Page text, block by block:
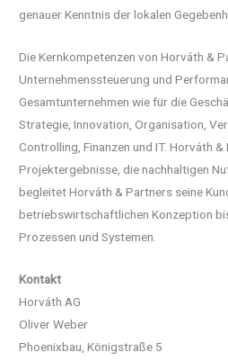
genauer Kenntnis der lokalen
Die Kernkompetenzen von Horváth &
Unternehmenssteuerung und
Gesamtunternehmen wie für die
Strategie, Innovation, Organisation,
Controlling, Finanzen und IT. Horváth
Projektergebnisse, die nachhaltigen
begleitet Horváth & Partners seine
betriebswirtschaftlichen Konzeption
Prozessen und Systemen.
Kontakt
Horváth AG
Oliver Weber
Phoenixbau, Königstraße 5